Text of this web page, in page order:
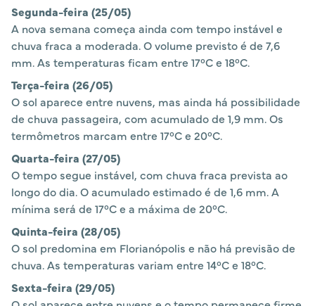
Segunda-feira (25/05)
A nova semana começa ainda com tempo instável e
chuva fraca a moderada. O volume previsto é de 7,6
mm. As temperaturas ficam entre 17°C e 18°C.
Terça-feira (26/05)
O sol aparece entre nuvens, mas ainda há possibilidade
de chuva passageira, com acumulado de 1,9 mm. Os
termômetros marcam entre 17°C e 20°C.
Quarta-feira (27/05)
O tempo segue instável, com chuva fraca prevista ao
longo do dia. O acumulado estimado é de 1,6 mm. A
mínima será de 17°C e a máxima de 20°C.
Quinta-feira (28/05)
O sol predomina em Florianópolis e não há previsão de
chuva. As temperaturas variam entre 14°C e 18°C.
Sexta-feira (29/05)